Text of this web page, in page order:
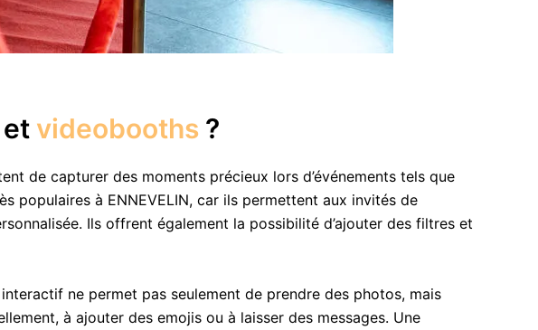
et videobooths ?
de capturer des moments précieux lors d’événements tels que
populaires à ENNEVELIN, car ils permettent aux invités de
Ils offrent également la possibilité d’ajouter des filtres et
ne permet pas seulement de prendre des photos, mais
à ajouter des emojis ou à laisser des messages. Une